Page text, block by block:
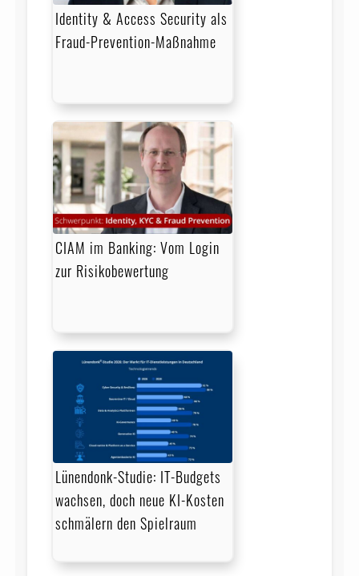
Identity & Access Security als
Fraud-Prevention-Maßnahme
CIAM im Banking: Vom Login
zur Risikobewertung
Lünendonk-Studie: IT-Budgets
wachsen, doch neue KI-Kosten
schmälern den Spielraum